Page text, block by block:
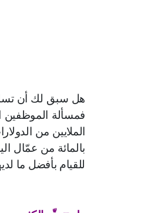
هل سبق لك أن
فمسألة الموظفين
بالمائة من عمّال
للقيام بأفضل ما